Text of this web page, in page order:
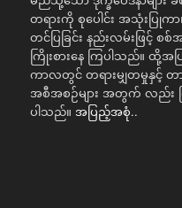
တရားကို စုပေါင်း အသုံးပြု
တင်ပြခြင်း နည်းလမ်းဖြင့် စ
ကြိုးစားနေ ကြပါသည်။ ထို့အပ
ကာလတွင် တရားမျှတမှုနှင့် တ
အစီအစဉ်များ အတွက် လည်း က
ပါသည်။ အပြည့်အစုံ..